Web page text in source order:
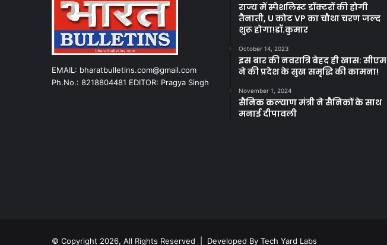
EMAIL: bharatbulletins.com@gmail.com
Ph.No.: 8218804481 EDITOR: Pragya Singh
राज्य में स्पेशलिस्ट डॉक्टरों की होगी
तैनाती, U कोट VP का चौथा चरण जल्द
शुरू होगा!डॉ.कुमार
October 14, 2023
इस बार की नवरात्रि बेहद ही खास: सीएम
ने की प्रदेश के सुख समृद्धि की कामना!
November 1, 2024
सैनिक कल्याण मंत्री ने सैनिकों के साथ
मनाई दीपावली
© Copyright 2026, All Rights Reserved | Developed By Tech Yard Labs